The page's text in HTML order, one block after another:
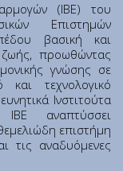
Κβαντικής
(ΙΒΕ) του
Επιστημών
βασική και
προωθώντας
γνώσης σε
και τεχνολογικό
Ινστιτούτα
αναπτύσσει
επιστήμη
τις αναδυόμενες